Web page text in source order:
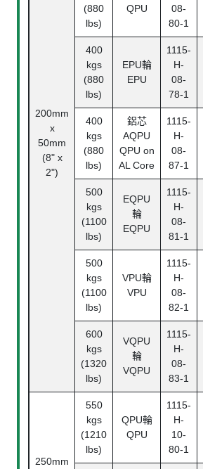
200mm
x
50mm
(8" x
2")
(880
lbs)
QPU
08-
80-1
400
kgs
(880
lbs)
EPU輪
EPU
1115-
H-
08-
78-1
400
kgs
(880
lbs)
鋁芯
AQPU
QPU on
AL Core
1115-
H-
08-
87-1
500
kgs
(1100
lbs)
EQPU
輪
EQPU
1115-
H-
08-
81-1
500
kgs
(1100
lbs)
VPU輪
VPU
1115-
H-
08-
82-1
600
kgs
(1320
lbs)
VQPU
輪
VQPU
1115-
H-
08-
83-1
250mm
550
kgs
(1210
lbs)
QPU輪
QPU
1115-
H-
10-
80-1